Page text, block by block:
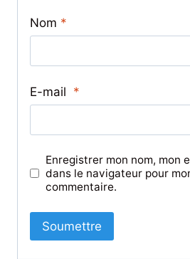
Nom *
E-mail *
Enregistrer mon nom, mon
dans le navigateur pour
commentaire.